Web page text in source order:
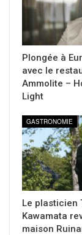
Plongée à
avec le
Ammolite –
Light
GASTRONOMIE
Le plasticien
Kawamata
maison